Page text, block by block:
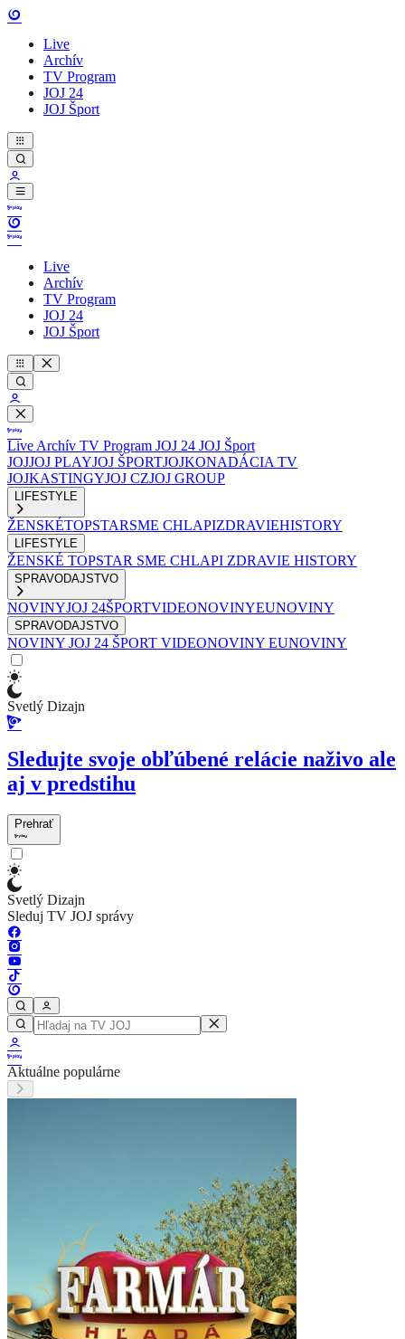
Live
Archív
TV Program
JOJ 24
JOJ Šport
Live
Archív
TV Program
JOJ 24
JOJ Šport
Live Archív TV Program JOJ 24 JOJ Šport
JOJJOJ PLAYJOJ ŠPORTJOJKONADÁCIA TV
JOJKASTINGYJOJ CZJOJ GROUP
LIFESTYLE
ŽENSKÉTOPSTARSME CHLAPIZDRAVIEHISTORY
LIFESTYLE
ŽENSKÉ TOPSTAR SME CHLAPI ZDRAVIE HISTORY
SPRAVODAJSTVO
NOVINYJOJ 24ŠPORTVIDEONOVINYEUNOVINY
SPRAVODAJSTVO
NOVINY JOJ 24 ŠPORT VIDEONOVINY EUNOVINY
Svetlý Dizajn
Sledujte svoje obľúbené relácie naživo ale
aj v predstihu
Prehrať
Svetlý Dizajn
Sleduj TV JOJ správy
Aktuálne populárne